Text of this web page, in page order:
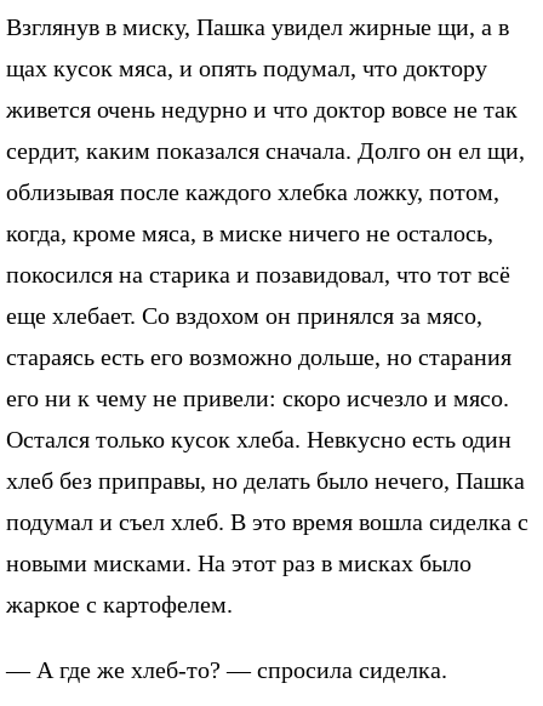
Взглянув в миску, Пашка увидел жирные щи, а в
щах кусок мяса, и опять подумал, что доктору
живется очень недурно и что доктор вовсе не так
сердит, каким показался сначала. Долго он ел щи,
облизывая после каждого хлебка ложку, потом,
когда, кроме мяса, в миске ничего не осталось,
покосился на старика и позавидовал, что тот всё
еще хлебает. Со вздохом он принялся за мясо,
стараясь есть его возможно дольше, но старания
его ни к чему не привели: скоро исчезло и мясо.
Остался только кусок хлеба. Невкусно есть один
хлеб без приправы, но делать было нечего, Пашка
подумал и съел хлеб. В это время вошла сиделка с
новыми мисками. На этот раз в мисках было
жаркое с картофелем.
— А где же хлеб-то? — спросила сиделка.